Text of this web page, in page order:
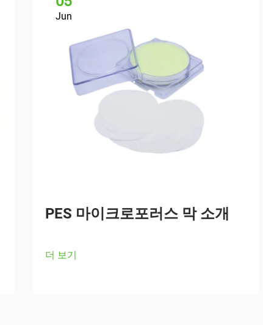
Jun
PES 마이크로포러스 막 소개
더 보기